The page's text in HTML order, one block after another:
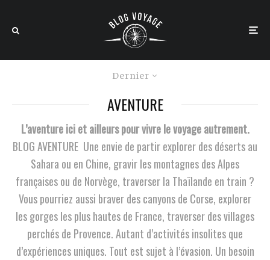
Dernier
AVENTURE
L’aventure ici et ailleurs pour vivre le voyage autrement.
BLOG AVENTURE Une envie de partir explorer des déserts au
Sahara ou en Chine, gravir les montagnes des Alpes
françaises ou de Norvège, traverser la Thaïlande en train ?
Vous pourriez aussi braver des canyons de Corse, explorer
les gorges les plus hautes de France, traverser des villages
perchés de Provence. Autant d’activités insolites que
d’expériences uniques. Tout est sujet à l’évasion. Un besoin